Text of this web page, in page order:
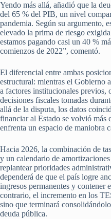
Yendo más allá, añadió que la
del 65 % del PIB, un nivel
pandemia. Según su argumento,
elevado la prima de riesgo
estamos pagando casi un 40 %
comienzos de 2022”, comentó.
El diferencial entre ambas
estructural: mientras el Gobierno
a factores institucionales previos,
decisiones fiscales tomadas
allá de la disputa, los datos
financiar al Estado se volvió más
enfrenta un espacio de maniobra
Hacia 2026, la combinación de
y un calendario de
replantear prioridades
dependerá de que el país logre
ingresos permanentes y contener
contrario, el incremento en los
sino que terminará
deuda pública.